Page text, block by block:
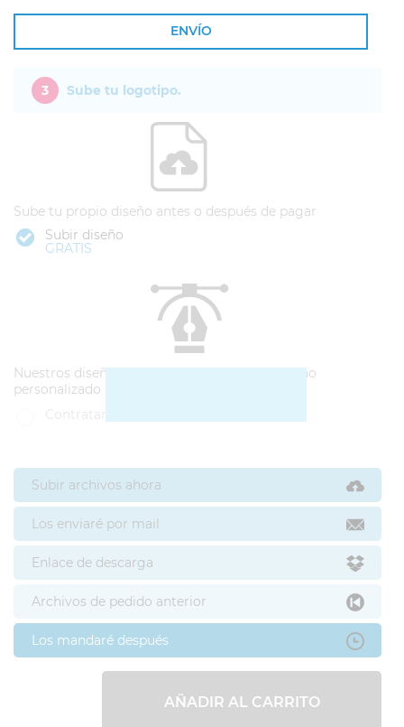
ENVÍO
3 Sube tu logotipo.
Sube tu propio diseño antes o después de pagar
Subir diseño
GRATIS
Nuestros diseñadores pueden hacerte un diseño
personalizado
Subir archivos ahora
Los enviaré por mail
Enlace de descarga
Archivos de pedido anterior
Los mandaré después
AÑADIR AL CARRITO